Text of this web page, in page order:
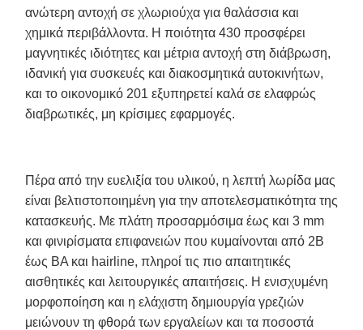
ανώτερη αντοχή σε χλωριούχα για θαλάσσια και
χημικά περιβάλλοντα. Η ποιότητα 430 προσφέρει
μαγνητικές ιδιότητες και μέτρια αντοχή στη διάβρωση,
ιδανική για συσκευές και διακοσμητικά αυτοκινήτων,
και το οικονομικό 201 εξυπηρετεί καλά σε ελαφρώς
διαβρωτικές, μη κρίσιμες εφαρμογές.
Πέρα από την ευελιξία του υλικού, η λεπτή λωρίδα μας
είναι βελτιστοποιημένη για την αποτελεσματικότητα της
κατασκευής. Με πλάτη προσαρμόσιμα έως και 3 mm
και φινιρίσματα επιφανειών που κυμαίνονται από 2B
έως BA και hairline, πληροί τις πιο απαιτητικές
αισθητικές και λειτουργικές απαιτήσεις. Η ενισχυμένη
μορφοποίηση και η ελάχιστη δημιουργία γρεζιών
μειώνουν τη φθορά των εργαλείων και τα ποσοστά